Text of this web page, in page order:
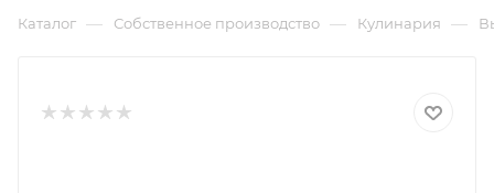
Каталог — Собственное производство — Кулинария —